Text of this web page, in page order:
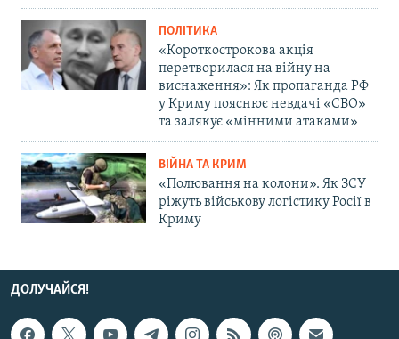
ПОЛІТИКА
«Короткострокова акція
перетворилася на війну на
виснаження»: Як пропаганда РФ
у Криму пояснює невдачі «СВО»
та залякує «мінними атаками»
ВІЙНА ТА КРИМ
«Полювання на колони». Як ЗСУ
ріжуть військову логістику Росії в
Криму
ДОЛУЧАЙСЯ!